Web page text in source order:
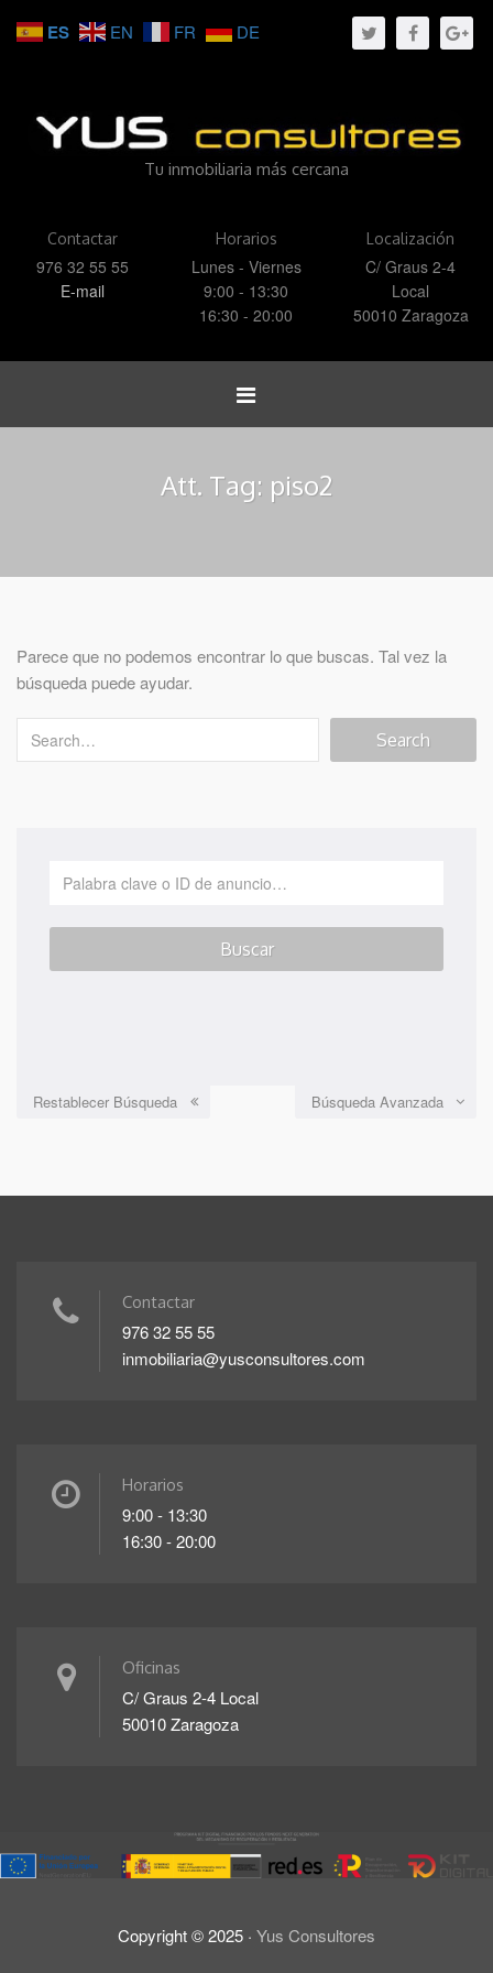
Tu inmobiliaria más cercana
Contactar
976 32 55 55
E-mail
Horarios
Lunes - Viernes
9:00 - 13:30
16:30 - 20:00
Localización
C/ Graus 2-4
Local
50010 Zaragoza
Toggle
Att. Tag: piso2
Parece que no podemos encontrar lo que buscas. Tal vez la
búsqueda puede ayudar.
Búsqueda Avanzada
Restablecer Búsqueda
Contactar
976 32 55 55
inmobiliaria@yusconsultores.com
Horarios
9:00 - 13:30
16:30 - 20:00
Oficinas
C/ Graus 2-4 Local
50010 Zaragoza
Copyright ©2025 · Yus Consultores
ES EN FR DE